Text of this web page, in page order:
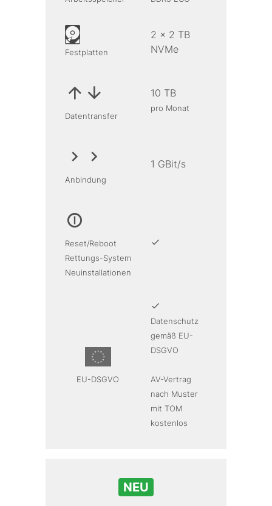
Festplatten
2 x 2 TB
NVMe
Datentransfer
10 TB
pro Monat
Anbindung
1 GBit/s
Reset/Reboot
Rettungs-System
Neuinstallationen
EU-DSGVO
Datenschutz
gemäß EU-
DSGVO
AV-Vertrag
nach Muster
mit TOM
kostenlos
NEU